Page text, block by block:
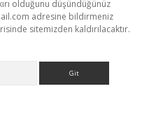
olduğunu düşündüğünüz
adresine bildirmeniz
sitemizden kaldırılacaktır.